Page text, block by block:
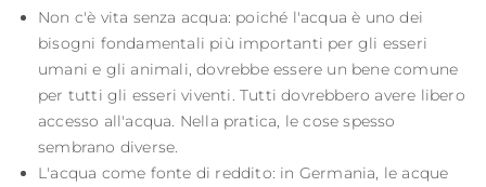
Non c'è vita senza acqua: poiché l'acqua è uno dei
bisogni fondamentali più importanti per gli esseri
umani e gli animali, dovrebbe essere un bene comune
per tutti gli esseri viventi. Tutti dovrebbero avere libero
accesso all'acqua. Nella pratica, le cose spesso
sembrano diverse.
L'acqua come fonte di reddito: in Germania, le acque